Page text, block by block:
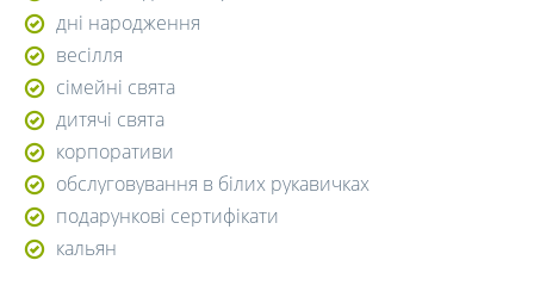
дні народження
весілля
сімейні свята
дитячі свята
корпоративи
обслуговування в білих рукавичках
подарункові сертифікати
кальян